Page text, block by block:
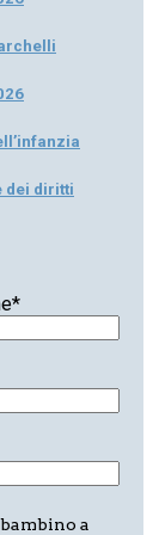
dei diritti
a